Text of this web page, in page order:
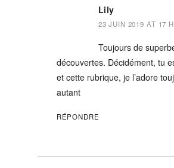
Lily
23 JUIN 2019 AT 17
Toujours de
découvertes. Décidément, tu
et cette rubrique, je l’adore
autant
RÉPONDRE